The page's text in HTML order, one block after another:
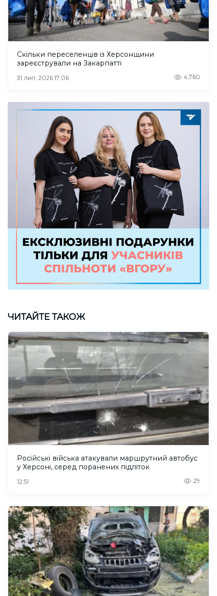
Скільки переселенців із Херсонщини
зареєстрували на Закарпатті
31 лип. 2026 17:06 4,760
ЧИТАЙТЕ ТАКОЖ
Російські війська атакували маршрутний автобус
у Херсоні, серед поранених підліток
12:51 29